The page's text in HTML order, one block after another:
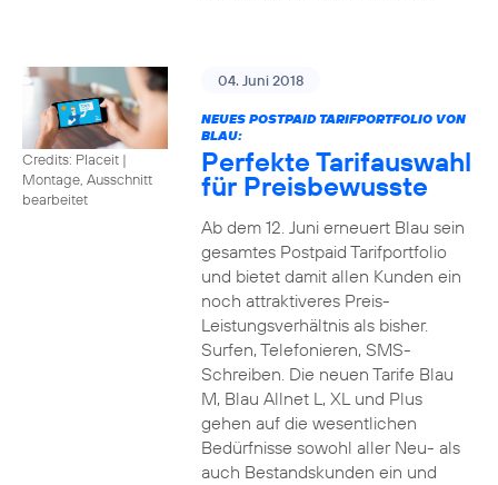
Credits: Placeit |
Montage, Ausschnitt
bearbeitet
04. Juni 2018
NEUES POSTPAID TARIFPORTFOLIO VON
BLAU:
Perfekte Tarifauswahl
für Preisbewusste
Ab dem 12. Juni erneuert Blau sein
gesamtes Postpaid Tarifportfolio
und bietet damit allen Kunden ein
noch attraktiveres Preis-
Leistungsverhältnis als bisher.
Surfen, Telefonieren, SMS-
Schreiben. Die neuen Tarife Blau
M, Blau Allnet L, XL und Plus
gehen auf die wesentlichen
Bedürfnisse sowohl aller Neu- als
auch Bestandskunden ein und